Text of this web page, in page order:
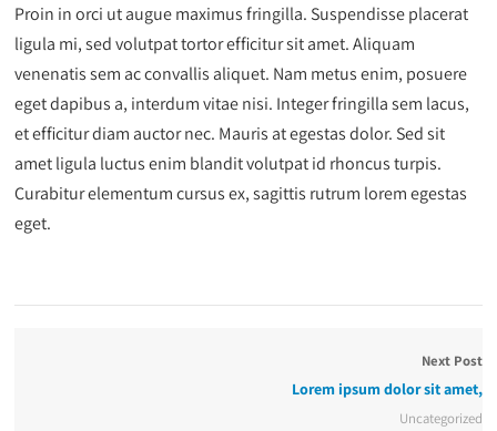
Proin in orci ut augue maximus fringilla. Suspendisse placerat
ligula mi, sed volutpat tortor efficitur sit amet. Aliquam
venenatis sem ac convallis aliquet. Nam metus enim, posuere
eget dapibus a, interdum vitae nisi. Integer fringilla sem lacus,
et efficitur diam auctor nec. Mauris at egestas dolor. Sed sit
amet ligula luctus enim blandit volutpat id rhoncus turpis.
Curabitur elementum cursus ex, sagittis rutrum lorem egestas
eget.
Next Post
Lorem ipsum dolor sit amet,
Uncategorized